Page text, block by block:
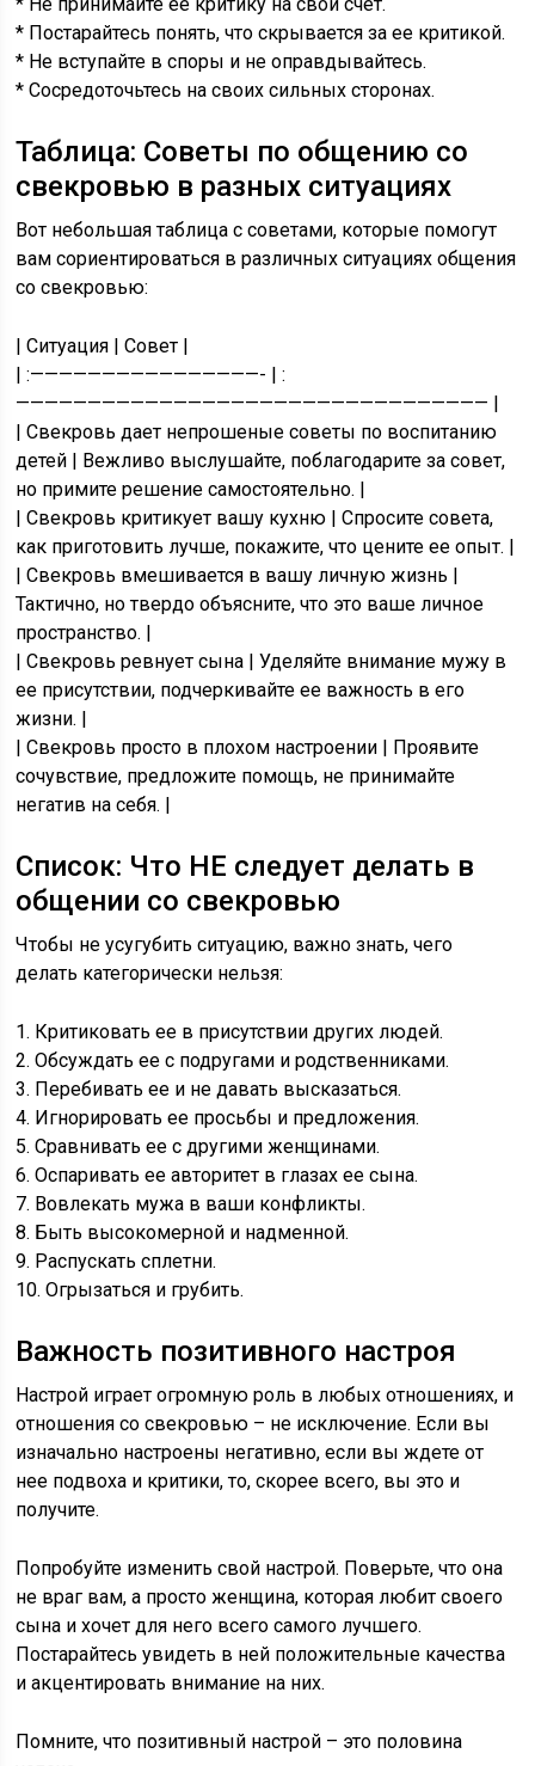
* Постарайтесь понять, что скрывается за ее критикой.
* Не вступайте в споры и не оправдывайтесь.
* Сосредоточьтесь на своих сильных сторонах.
Таблица: Советы по общению со
свекровью в разных ситуациях
Вот небольшая таблица с советами, которые помогут
вам сориентироваться в различных ситуациях общения
со свекровью:
| Ситуация | Совет |
| :————————————————- | :
————————————————————————————————— |
| Свекровь дает непрошеные советы по воспитанию
детей | Вежливо выслушайте, поблагодарите за совет,
но примите решение самостоятельно. |
| Свекровь критикует вашу кухню | Спросите совета,
как приготовить лучше, покажите, что цените ее опыт. |
| Свекровь вмешивается в вашу личную жизнь |
Тактично, но твердо объясните, что это ваше личное
пространство. |
| Свекровь ревнует сына | Уделяйте внимание мужу в
ее присутствии, подчеркивайте ее важность в его
жизни. |
| Свекровь просто в плохом настроении | Проявите
сочувствие, предложите помощь, не принимайте
негатив на себя. |
Список: Что НЕ следует делать в
общении со свекровью
Чтобы не усугубить ситуацию, важно знать, чего
делать категорически нельзя:
1. Критиковать ее в присутствии других людей.
2. Обсуждать ее с подругами и родственниками.
3. Перебивать ее и не давать высказаться.
4. Игнорировать ее просьбы и предложения.
5. Сравнивать ее с другими женщинами.
6. Оспаривать ее авторитет в глазах ее сына.
7. Вовлекать мужа в ваши конфликты.
8. Быть высокомерной и надменной.
9. Распускать сплетни.
10. Огрызаться и грубить.
Важность позитивного настроя
Настрой играет огромную роль в любых отношениях, и
отношения со свекровью – не исключение. Если вы
изначально настроены негативно, если вы ждете от
нее подвоха и критики, то, скорее всего, вы это и
получите.
Попробуйте изменить свой настрой. Поверьте, что она
не враг вам, а просто женщина, которая любит своего
сына и хочет для него всего самого лучшего.
Постарайтесь увидеть в ней положительные качества
и акцентировать внимание на них.
Помните, что позитивный настрой – это половина